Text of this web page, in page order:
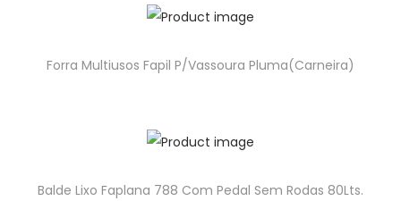
Forra Multiusos Fapil P/Vassoura Pluma(Carneira)
Balde Lixo Faplana 788 Com Pedal Sem Rodas 80Lts.